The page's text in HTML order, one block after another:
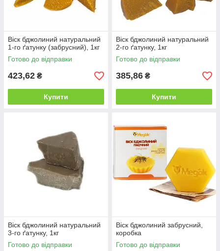
Віск бджолиний натуральний
1-го ґатунку (забрусний), 1кг
Готово до відправки
423,62 ₴
Купити
Віск бджолиний натуральний
2-го ґатунку, 1кг
Готово до відправки
385,86 ₴
Купити
Віск бджолиний натуральний
3-го ґатунку, 1кг
Готово до відправки
Віск бджолиний забрусний,
коробка
Готово до відправки